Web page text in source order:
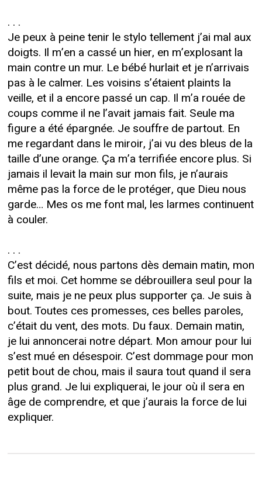
. . .
Je peux à peine tenir le stylo tellement j’ai mal aux
doigts. Il m’en a cassé un hier, en m’explosant la
main contre un mur. Le bébé hurlait et je n’arrivais
pas à le calmer. Les voisins s’étaient plaints la
veille, et il a encore passé un cap. Il m’a rouée de
coups comme il ne l’avait jamais fait. Seule ma
figure a été épargnée. Je souffre de partout. En
me regardant dans le miroir, j’ai vu des bleus de la
taille d’une orange. Ça m’a terrifiée encore plus. Si
jamais il levait la main sur mon fils, je n’aurais
même pas la force de le protéger, que Dieu nous
garde… Mes os me font mal, les larmes continuent
à couler.
. . .
C’est décidé, nous partons dès demain matin, mon
fils et moi. Cet homme se débrouillera seul pour la
suite, mais je ne peux plus supporter ça. Je suis à
bout. Toutes ces promesses, ces belles paroles,
c’était du vent, des mots. Du faux. Demain matin,
je lui annoncerai notre départ. Mon amour pour lui
s’est mué en désespoir. C’est dommage pour mon
petit bout de chou, mais il saura tout quand il sera
plus grand. Je lui expliquerai, le jour où il sera en
âge de comprendre, et que j’aurais la force de lui
expliquer.